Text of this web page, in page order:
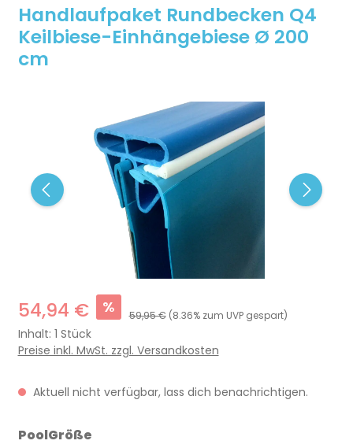
Handlaufpaket Rundbecken Q4
Keilbiese-Einhängebiese Ø 200
cm
Bildergalerie überspringen
54,94 € % 59,95 € (8.36% zum UVP gespart)
Inhalt: 1 Stück
Preise inkl. MwSt. zzgl. Versandkosten
Aktuell nicht verfügbar, lass dich benachrichtigen.
PoolGrößeauswählen